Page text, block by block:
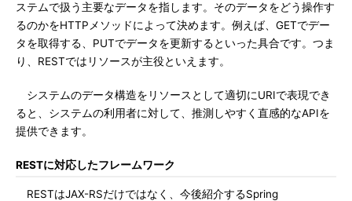
ステムで扱う主要なデータを指します。そのデータをどう操作す
るのかをHTTPメソッドによって決めます。例えば、GETでデー
タを取得する、PUTでデータを更新するといった具合です。つま
り、RESTではリソースが主役といえます。
システムのデータ構造をリソースとして適切にURIで表現でき
ると、システムの利用者に対して、推測しやすく直感的なAPIを
提供できます。
RESTに対応したフレームワーク
RESTはJAX-RSだけではなく、今後紹介するSpring